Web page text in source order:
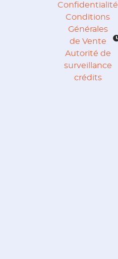
Confidentialité
Conditions
Générales
de Vente
Autorité de
surveillance
crédits